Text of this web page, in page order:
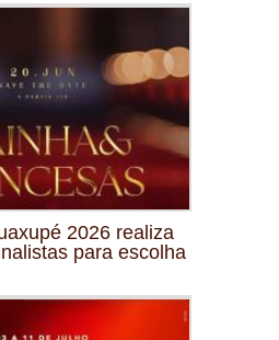
2026 realiza
para escolha